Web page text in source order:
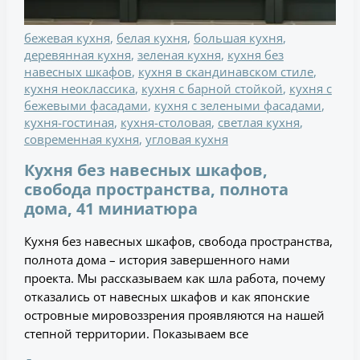
бежевая кухня, белая кухня, большая кухня,
деревянная кухня, зеленая кухня, кухня без
навесных шкафов, кухня в скандинавском стиле,
кухня неоклассика, кухня с барной стойкой, кухня с
бежевыми фасадами, кухня с зелеными фасадами,
кухня-гостиная, кухня-столовая, светлая кухня,
современная кухня, угловая кухня
Кухня без навесных шкафов,
свобода пространства, полнота
дома, 41 миниатюра
Кухня без навесных шкафов, свобода пространства,
полнота дома – история завершенного нами
проекта. Мы рассказываем как шла работа, почему
отказались от навесных шкафов и как японские
островные мировоззрения проявляются на нашей
степной территории. Показываем все